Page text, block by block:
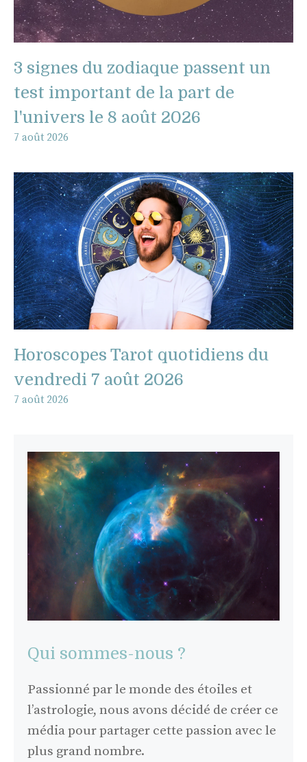
3 signes du zodiaque passent un
test important de la part de
l'univers le 8 août 2026
7 août 2026
Horoscopes Tarot quotidiens du
vendredi 7 août 2026
7 août 2026
Qui sommes-nous ?
Passionné par le monde des étoiles et
l’astrologie, nous avons décidé de créer ce
média pour partager cette passion avec le
plus grand nombre.